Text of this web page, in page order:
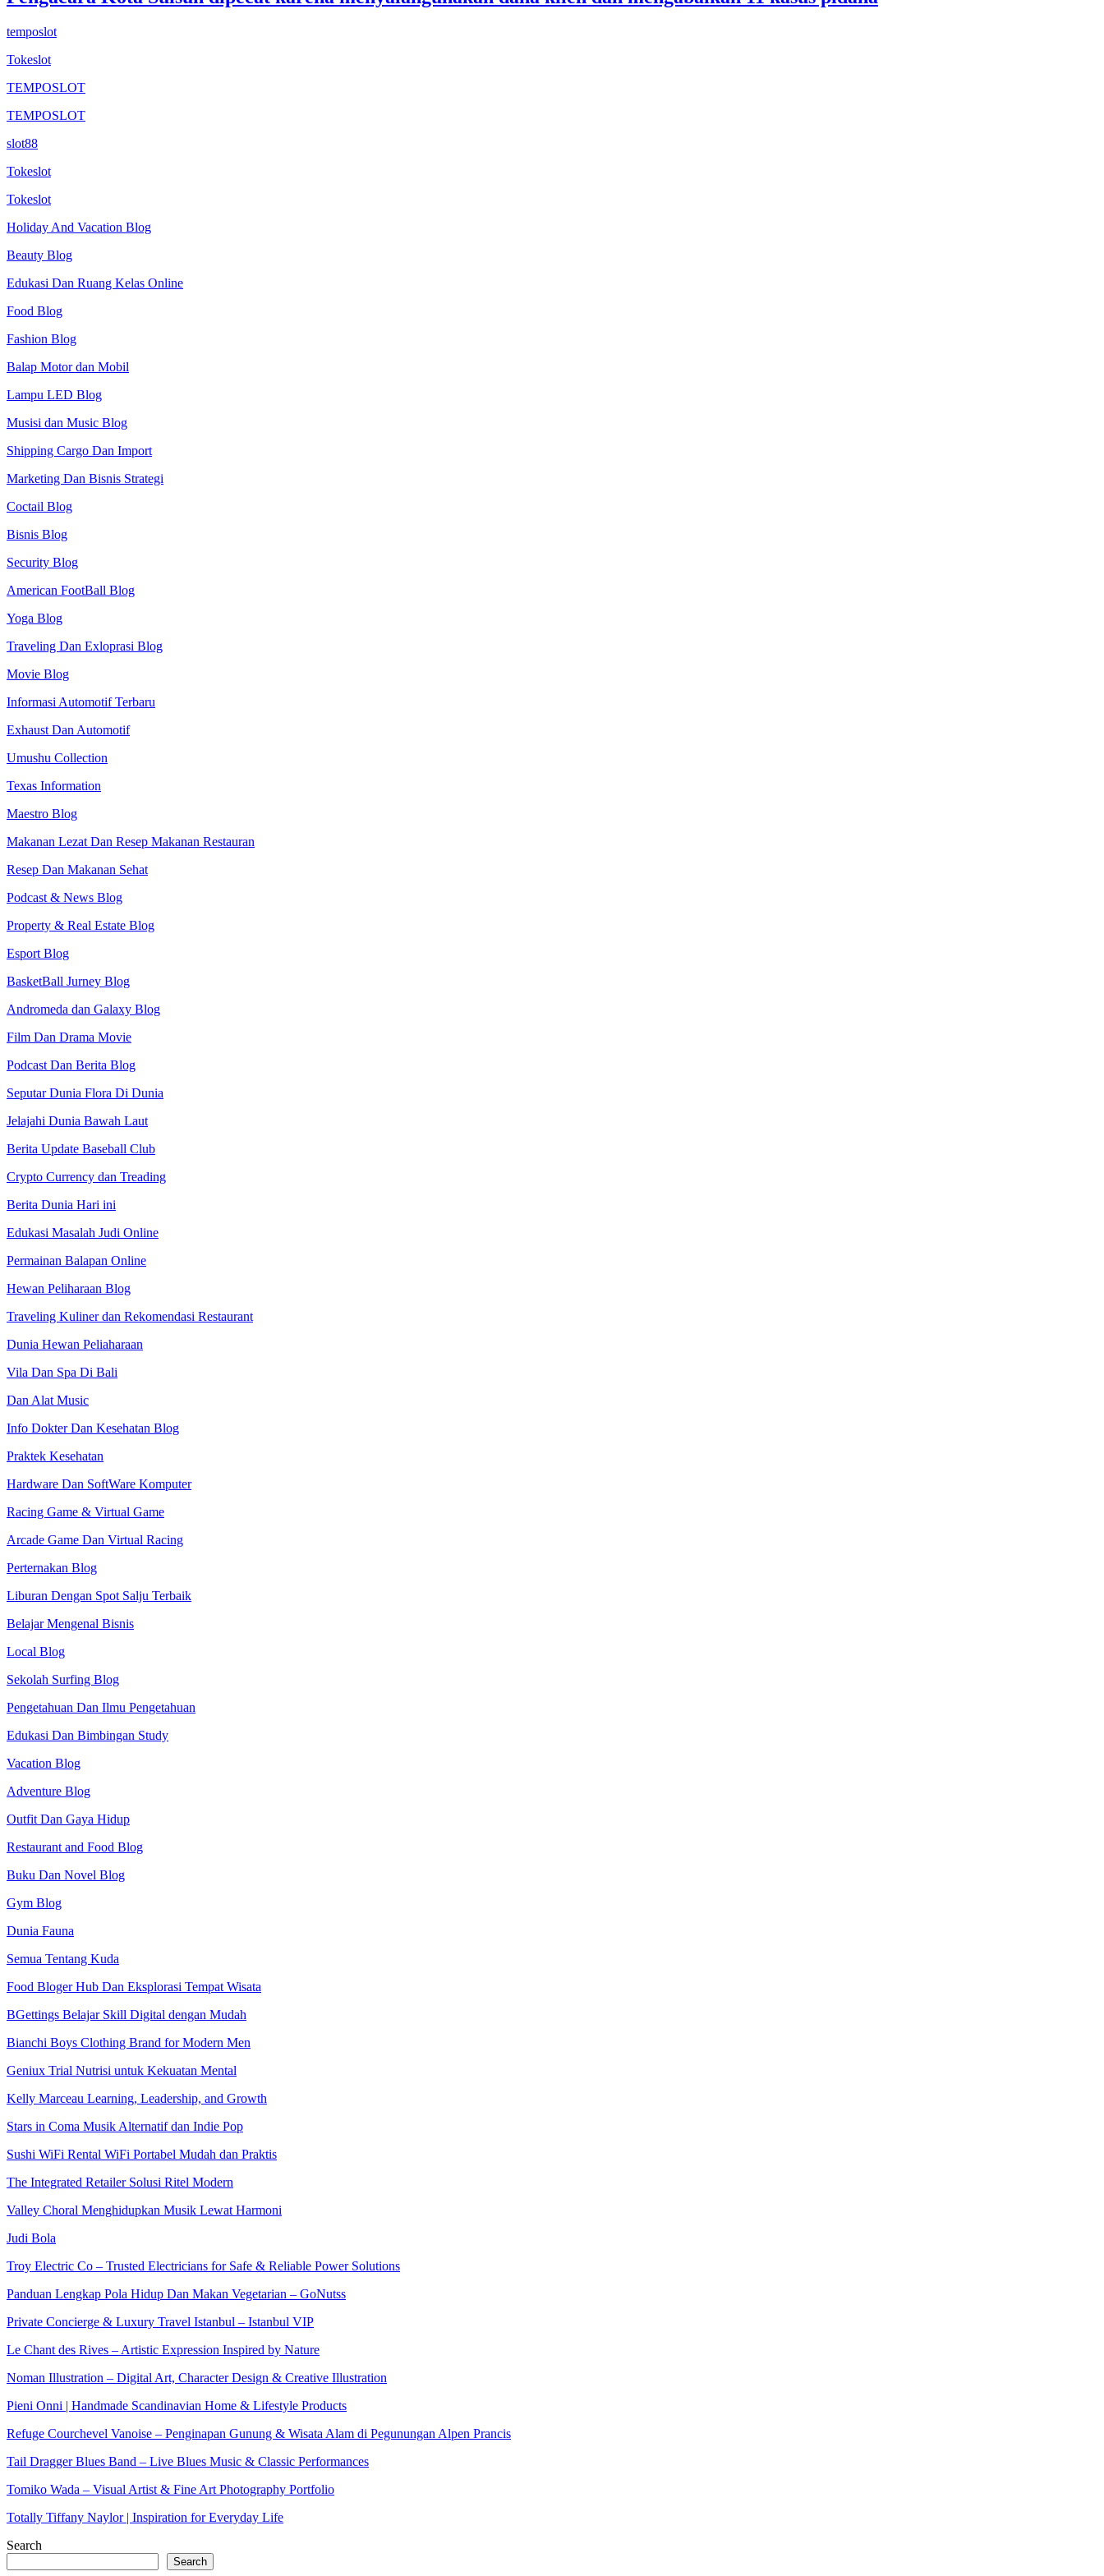
temposlot
Tokeslot
TEMPOSLOT
TEMPOSLOT
slot88
Tokeslot
Tokeslot
Holiday And Vacation Blog
Beauty Blog
Edukasi Dan Ruang Kelas Online
Food Blog
Fashion Blog
Balap Motor dan Mobil
Lampu LED Blog
Musisi dan Music Blog
Shipping Cargo Dan Import
Marketing Dan Bisnis Strategi
Coctail Blog
Bisnis Blog
Security Blog
American FootBall Blog
Yoga Blog
Traveling Dan Exloprasi Blog
Movie Blog
Informasi Automotif Terbaru
Exhaust Dan Automotif
Umushu Collection
Texas Information
Maestro Blog
Makanan Lezat Dan Resep Makanan Restauran
Resep Dan Makanan Sehat
Podcast & News Blog
Property & Real Estate Blog
Esport Blog
BasketBall Jurney Blog
Andromeda dan Galaxy Blog
Film Dan Drama Movie
Podcast Dan Berita Blog
Seputar Dunia Flora Di Dunia
Jelajahi Dunia Bawah Laut
Berita Update Baseball Club
Crypto Currency dan Treading
Berita Dunia Hari ini
Edukasi Masalah Judi Online
Permainan Balapan Online
Hewan Peliharaan Blog
Traveling Kuliner dan Rekomendasi Restaurant
Dunia Hewan Peliaharaan
Vila Dan Spa Di Bali
Dan Alat Music
Info Dokter Dan Kesehatan Blog
Praktek Kesehatan
Hardware Dan SoftWare Komputer
Racing Game & Virtual Game
Arcade Game Dan Virtual Racing
Perternakan Blog
Liburan Dengan Spot Salju Terbaik
Belajar Mengenal Bisnis
Local Blog
Sekolah Surfing Blog
Pengetahuan Dan Ilmu Pengetahuan
Edukasi Dan Bimbingan Study
Vacation Blog
Adventure Blog
Outfit Dan Gaya Hidup
Restaurant and Food Blog
Buku Dan Novel Blog
Gym Blog
Dunia Fauna
Semua Tentang Kuda
Food Bloger Hub Dan Eksplorasi Tempat Wisata
BGettings Belajar Skill Digital dengan Mudah
Bianchi Boys Clothing Brand for Modern Men
Geniux Trial Nutrisi untuk Kekuatan Mental
Kelly Marceau Learning, Leadership, and Growth
Stars in Coma Musik Alternatif dan Indie Pop
Sushi WiFi Rental WiFi Portabel Mudah dan Praktis
The Integrated Retailer Solusi Ritel Modern
Valley Choral Menghidupkan Musik Lewat Harmoni
Judi Bola
Troy Electric Co – Trusted Electricians for Safe & Reliable Power Solutions
Panduan Lengkap Pola Hidup Dan Makan Vegetarian – GoNutss
Private Concierge & Luxury Travel Istanbul – Istanbul VIP
Le Chant des Rives – Artistic Expression Inspired by Nature
Noman Illustration – Digital Art, Character Design & Creative Illustration
Pieni Onni | Handmade Scandinavian Home & Lifestyle Products
Refuge Courchevel Vanoise – Penginapan Gunung & Wisata Alam di Pegunungan Alpen Prancis
Tail Dragger Blues Band – Live Blues Music & Classic Performances
Tomiko Wada – Visual Artist & Fine Art Photography Portfolio
Totally Tiffany Naylor | Inspiration for Everyday Life
Search
Search